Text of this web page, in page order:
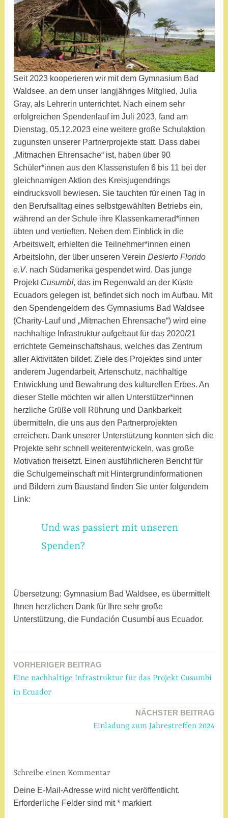
Seit 2023 kooperieren wir mit dem Gymnasium Bad
Waldsee, an dem unser langjähriges Mitglied, Julia
Gray, als Lehrerin unterrichtet. Nach einem sehr
erfolgreichen Spendenlauf im Juli 2023, fand am
Dienstag, 05.12.2023 eine weitere große Schulaktion
zugunsten unserer Partnerprojekte statt. Dass dabei
„Mitmachen Ehrensache“ ist, haben über 90
Schüler*innen aus den Klassenstufen 6 bis 11 bei der
gleichnamigen Aktion des Kreisjugendrings
eindrucksvoll bewiesen. Sie tauchten für einen Tag in
den Berufsalltag eines selbstgewählten Betriebs ein,
während an der Schule ihre Klassenkamerad*innen
übten und vertieften. Neben dem Einblick in die
Arbeitswelt, erhielten die Teilnehmer*innen einen
Arbeitslohn, der über unseren VereinDesierto Florido
e.V. nach Südamerika gespendet wird. Das junge
Projekt Cusumbí, das im Regenwald an der Küste
Ecuadors gelegen ist, befindet sich noch im Aufbau. Mit
den Spendengeldern des Gymnasiums Bad Waldsee
(Charity-Lauf und „Mitmachen Ehrensache“) wird eine
nachhaltige Infrastruktur aufgebaut für das 2020/21
errichtete Gemeinschaftshaus, welches das Zentrum
aller Aktivitäten bildet. Ziele des Projektes sind unter
anderem Jugendarbeit, Artenschutz, nachhaltige
Entwicklung und Bewahrung des kulturellen Erbes. An
dieser Stelle möchten wir allen Unterstützer*innen
herzliche Grüße voll Rührung und Dankbarkeit
übermitteln, die uns aus den Partnerprojekten
erreichen. Dank unserer Unterstützung konnten sich die
Projekte sehr schnell weiterentwickeln, was große
Motivation freisetzt. Einen ausführlicheren Bericht für
die Schulgemeinschaft mit Hintergrundinformationen
und Bildern zum Baustand finden Sie unter folgendem
Link:
Und was passiert mit unseren
Spenden?
Übersetzung: Gymnasium Bad Waldsee, es übermittelt
Ihnen herzlichen Dank für Ihre sehr große
Unterstützung, die Fundación Cusumbí aus Ecuador.
Beitragsnavigation
VORHERIGER BEITRAG
Eine nachhaltige Infrastruktur für das Projekt Cusumbí
in Ecuador
NÄCHSTER BEITRAG
Einladung zum Jahrestreffen 2024
Schreibe einen Kommentar
Deine E-Mail-Adresse wird nicht veröffentlicht.
Erforderliche Felder sind mit* markiert